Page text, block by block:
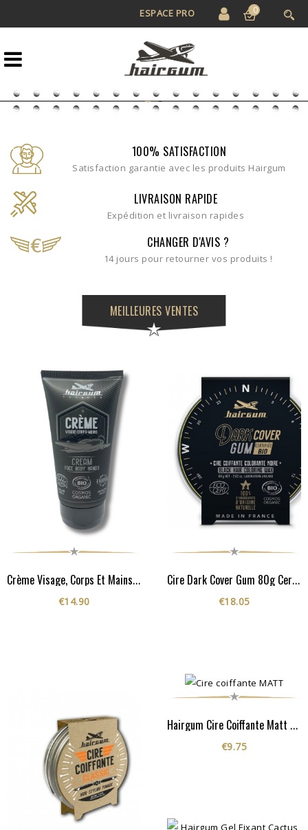
0
ESPACE PRO
100% SATISFACTION
Satisfaction garantie avec les produits Hairgum
LIVRAISON RAPIDE
Expédition et livraison rapides
CHANGER D'AVIS ?
14 jours pour retourner vos produits !
MEILLEURES VENTES
Crème Visage, Corps Et Mains - Cosmos Organic**
€14.90
Cire Dark Cover Gum 80g Certifiée Cosmos Organic**
€18.05
Hairgum Cire Coiffante Matt 40G
€9.75